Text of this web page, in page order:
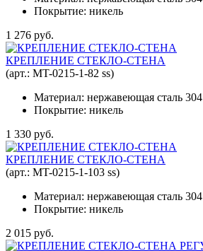
Покрытие: никель
1 276 руб.
КРЕПЛЕНИЕ СТЕКЛО-СТЕНА
(арт.: MT-0215-1-82 ss)
Материал: нержавеющая сталь 304
Покрытие: никель
1 330 руб.
КРЕПЛЕНИЕ СТЕКЛО-СТЕНА
(арт.: MT-0215-1-103 ss)
Материал: нержавеющая сталь 304
Покрытие: никель
2 015 руб.